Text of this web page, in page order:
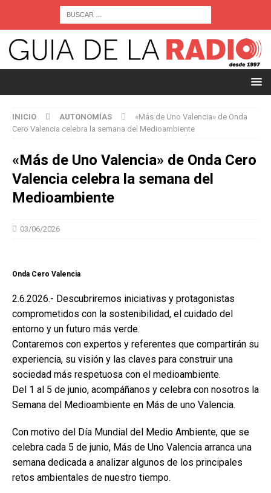
INICIO AUTONOMÍAS
«Más de Uno Valencia» de Onda
Cero Valencia celebra la semana del Medioambiente
«Más de Uno Valencia» de Onda Cero
Valencia celebra la semana del
Medioambiente
03/06/2026
Onda Cero Valencia
2.6.2026.- Descubriremos iniciativas y protagonistas
comprometidos con la sostenibilidad, el cuidado del
entorno y un futuro más verde.
Contaremos con expertos y referentes que compartirán su
experiencia, su visión y las claves para construir una
sociedad más respetuosa con el medioambiente.
Del 1 al 5 de junio, acompáñanos y celebra con nosotros la
Semana del Medioambiente en Más de uno Valencia.
Con motivo del Día Mundial del Medio Ambiente, que se
celebra cada 5 de junio, Más de Uno Valencia arranca una
semana dedicada a analizar algunos de los principales
retos ambientales de nuestro tiempo.